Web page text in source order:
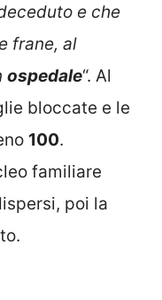
e che
frane, al
ospedale“. Al
bloccate e le
100.
familiare
poi la